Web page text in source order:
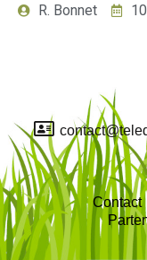
R. Bonnet
Contact